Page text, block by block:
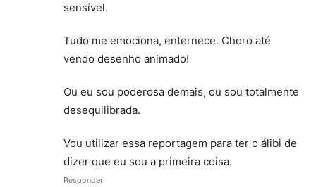
sensível.
Tudo me emociona, enternece. Choro até
vendo desenho animado!
Ou eu sou poderosa demais, ou sou totalmente
desequilibrada.
Vou utilizar essa reportagem para ter o álibi de
dizer que eu sou a primeira coisa.
Responder